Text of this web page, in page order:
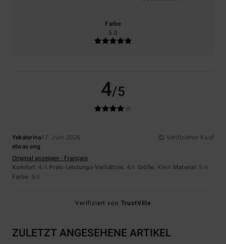
Farbe
5.0
4/5
Yekaterina17. Juni 2026
Verifizierter Kauf
etwas eng
Original anzeigen - Français
Komfort: 4/5 Preis-Leistungs-Verhältnis: 4/5 Größe: Klein Material: 5 /5
Farbe: 5/5
Verifiziert von TrustVille
ZULETZT ANGESEHENE ARTIKEL